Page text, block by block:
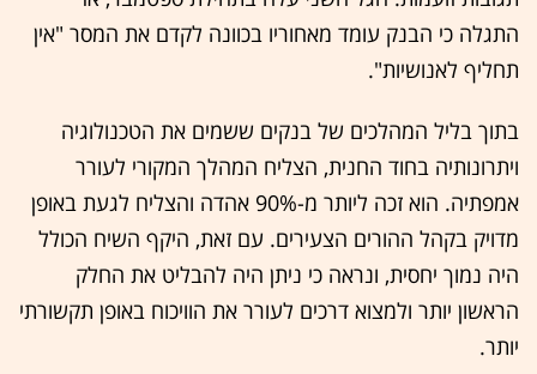
התגלה כי הבנק עומד מאחוריו בכוונה לקדם את המסר "אין
תחליף לאנושיות".
בתוך בליל המהלכים של בנקים ששמים את הטכנולוגיה
ויתרונותיה בחוד החנית, הצליח המהלך המקורי לעורר
אמפתיה. הוא זכה ליותר מ-90% אהדה והצליח לגעת באופן
מדויק בקהל ההורים הצעירים. עם זאת, היקף השיח הכולל
היה נמוך יחסית, ונראה כי ניתן היה להבליט את החלק
הראשון יותר ולמצוא דרכים לעורר את הוויכוח באופן תקשורתי
יותר.